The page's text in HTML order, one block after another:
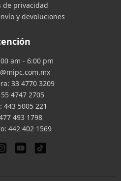
de privacidad
y devoluciones
am - 6:00 pm
33 4770 3209
55 4747 2705
443 5005 221
493 1798
442 402 1569